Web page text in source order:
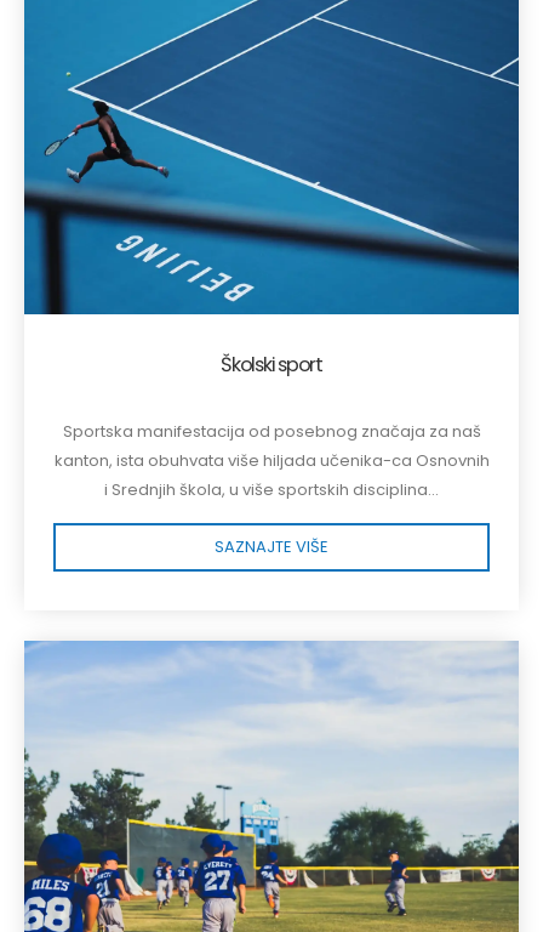
Školski sport
Sportska manifestacija od posebnog značaja za naš
kanton, ista obuhvata više hiljada učenika-ca Osnovnih
i Srednjih škola, u više sportskih disciplina...
SAZNAJTE VIŠE